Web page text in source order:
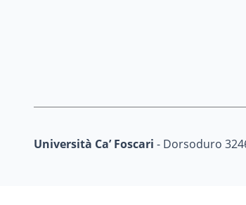
Università Ca’ Foscari - Dorsoduro